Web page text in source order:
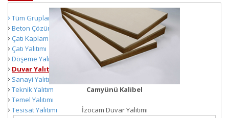
Tüm Gruplar
Beton Çözümleri
Çatı Kaplama
Çatı Yalıtımı
Döşeme Yalıtımı
Duvar Yalıtımı
Sanayi Yalıtımı
Teknik Yalıtım
Temel Yalıtımı
Tesisat Yalıtımı
Camyünü Kalibel
İzocam Duvar Yalıtımı